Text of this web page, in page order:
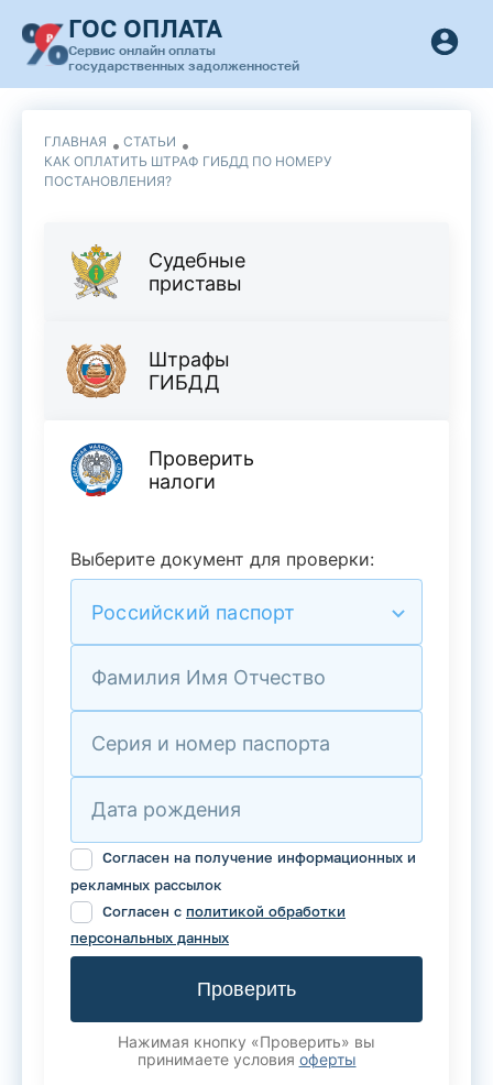
ГОС ОПЛАТА
Сервис онлайн оплаты
государственных задолженностей
ГЛАВНАЯ
СТАТЬИ
КАК ОПЛАТИТЬ ШТРАФ ГИБДД ПО НОМЕРУ
ПОСТАНОВЛЕНИЯ?
Судебные
приставы
Штрафы
ГИБДД
Проверить
налоги
Выберите документ для проверки:
Российский паспорт
Фамилия Имя Отчество
Серия и номер паспорта
Дата рождения
Согласен на получение информационных и
рекламных рассылок
Согласен с политикой обработки
персональных данных
Проверить
Нажимая кнопку «Проверить» вы
принимаете условия оферты